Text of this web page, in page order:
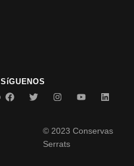
SíGUENOS
© 2023 Conservas
Serrats